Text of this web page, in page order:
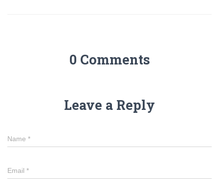
0 Comments
Leave a Reply
Name *
Email *